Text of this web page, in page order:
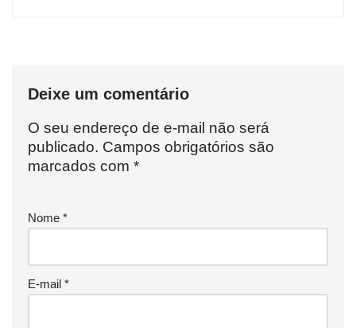
Deixe um comentário
O seu endereço de e-mail não será
publicado. Campos obrigatórios são
marcados com *
Nome *
E-mail *